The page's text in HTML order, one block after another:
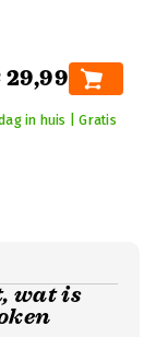
29,99
in huis | Gratis
wat is